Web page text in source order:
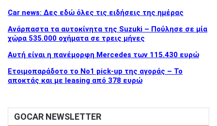
Car news: Δες εδώ όλες τις ειδήσεις της ημέρας
Ανάρπαστα τα αυτοκίνητα της Suzuki – Πούλησε σε μία
χώρα 535.000 οχήματα σε τρεις μήνες
Αυτή είναι η πανέμορφη Mercedes των 115.430 ευρώ
Ετοιμοπαράδοτο το Νο1 pick-up της αγοράς – Το
αποκτάς και με leasing από 378 ευρώ
GOCAR NEWSLETTER